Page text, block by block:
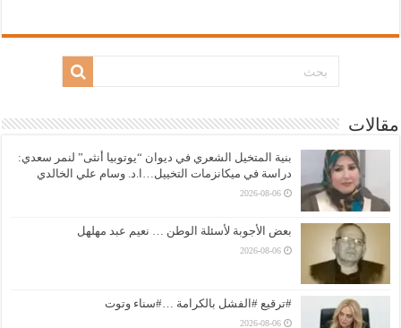
مقالات
بنية المتخيل الشعري في ديوان “يوتوبيا أنثى” لنمر سعدي:
دراسة في ميكانزمات التخييل…ا.د. وسام علي الخالدي
2026-08-06
بعض الأجوبة لأسئلة الوطن … نعيم عبد مهلهل
2026-08-06
#ترقيع #الفشل بالكرامة …#سناء وتوت
2026-08-06